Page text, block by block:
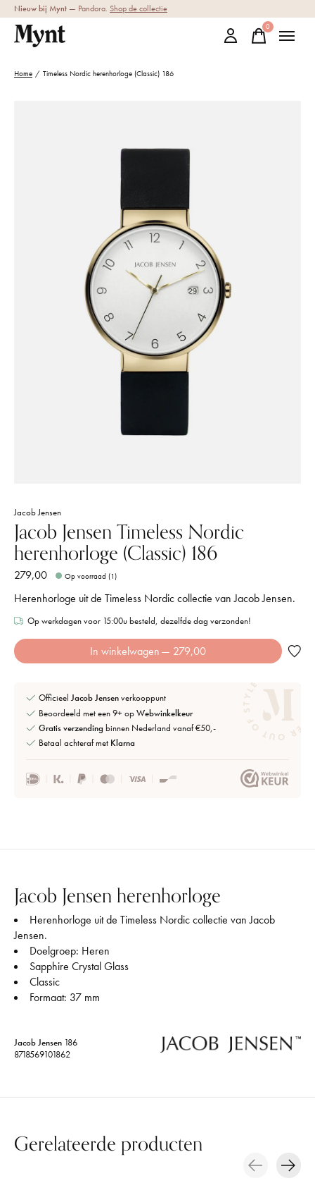
Nieuw bij Mynt — Pandora. Shop de collectie
0items
Home / Timeless Nordic herenhorloge (Classic) 186
Jacob Jensen
Jacob Jensen Timeless Nordic
herenhorloge (Classic) 186
279,00 Op voorraad (1)
Herenhorloge uit de Timeless Nordic collectie van Jacob Jensen.
Op werkdagen voor 15:00u besteld, dezelfde dag verzonden!
In winkelwagen — 279,00
Officieel Jacob Jensenverkooppunt
Beoordeeld met een 9+ opWebwinkelkeur
Gratis verzending binnen Nederland vanaf €50,-
Betaal achteraf met Klarna
Jacob Jensen herenhorloge
Herenhorloge uit de Timeless Nordic collectie van Jacob
Jensen.
Doelgroep: Heren
Sapphire Crystal Glass
Classic
Formaat: 37 mm
Jacob Jensen 186
8718569101862
Gerelateerde producten